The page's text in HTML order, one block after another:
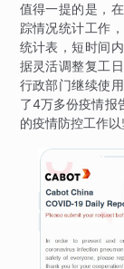
值得一提的是，
踪情况统计工作
统计表，短时间
据灵活调整复工
行政部门继续使
了4万多份疫情报
的疫情防控工作以